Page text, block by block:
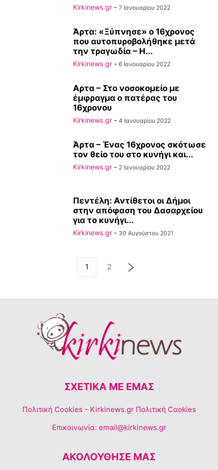
Kirkinews.gr - 7 Ιανουαρίου 2022
Άρτα: «Ξύπνησε» ο 16χρονος
που αυτοπυροβολήθηκε μετά
την τραγωδία – Η...
Kirkinews.gr - 6 Ιανουαρίου 2022
Αρτα – Στο νοσοκομείο με
έμφραγμα ο πατέρας του
16χρονου
Kirkinews.gr - 4 Ιανουαρίου 2022
Άρτα – Ένας 16χρονος σκότωσε
τον θείο του στο κυνήγι και...
Kirkinews.gr - 2 Ιανουαρίου 2022
Πεντέλη: Αντίθετοι οι Δήμοι
στην απόφαση του Δασαρχείου
για το κυνήγι...
Kirkinews.gr - 30 Αυγούστου 2021
1 2
ΣΧΕΤΙΚΆ ΜΕ ΕΜΆΣ
Πολιτική Cookies - Kirkinews.gr Πολιτική Cookies
Επικοινωνία: email@kirkinews.gr
ΑΚΟΛΟΥΘΗΣΕ ΜΑΣ